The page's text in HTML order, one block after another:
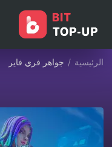
الرئيسية / جواهر فري فاير